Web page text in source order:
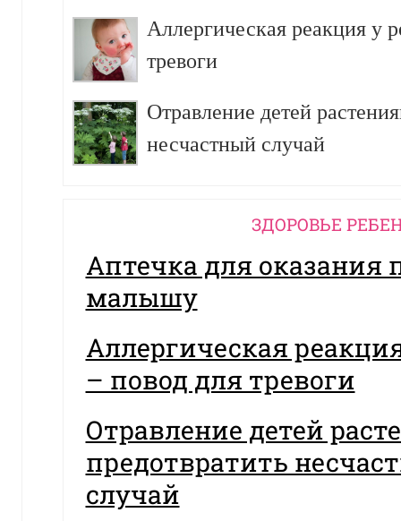
Аллергическая реакция у
тревоги
Отравление детей
несчастный случай
ЗДОРОВЬЕ
Аптечка для
малышу
Аллергическая
– повод для тревоги
Отравление детей
предотвратить
случай